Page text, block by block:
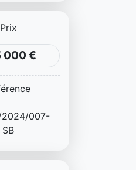
Prix
000 €
2024/007-
SB